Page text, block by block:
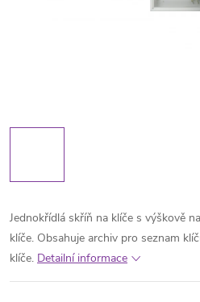
Jednokřídlá skříň na klíče s výškově
klíče. Obsahuje archiv pro seznam
klíče. Detailní informace